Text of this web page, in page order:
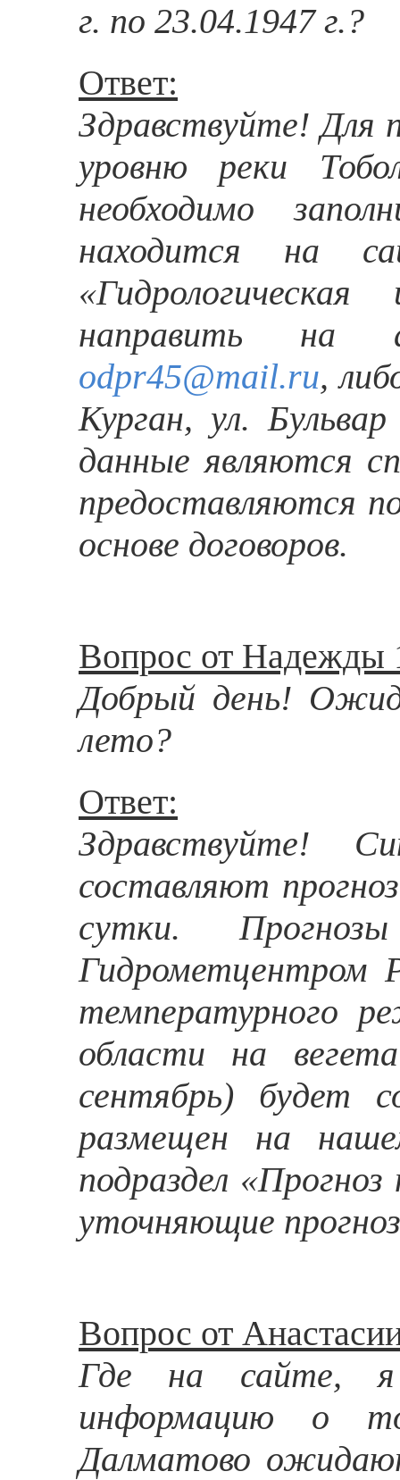
г. по 23.04.1947 г.?
Ответ:
Здравствуйте! Для
уровню реки
необходимо
находится на
направить на
odpr45@mail.ru,
Курган, ул.
данные являются
предоставляются
основе договоров.
Вопрос от Надежды
Добрый день!
лето?
Ответ:
Здравствуйте!
составляют
сутки.
Гидрометцентром
температурного
области на
сентябрь) будет
размещен на
подраздел
уточняющие
Вопрос от
Где на сайте, я
информацию о
Далматово